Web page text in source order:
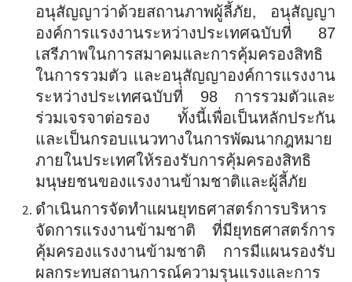
อนุสัญญาว่าด้วยสถานภาพผู้ลี้ภัย, อนุสัญญา
องค์การแรงงานระหว่างประเทศฉบับที่ 87
เสรีภาพในการสมาคมและการคุ้มครองสิทธิ
ในการรวมตัว และอนุสัญญาองค์การแรงงาน
ระหว่างประเทศฉบับที่ 98 การรวมตัวและ
ร่วมเจรจาต่อรอง ทั้งนี้เพื่อเป็นหลักประกัน
และเป็นกรอบแนวทางในการพัฒนากฎหมาย
ภายในประเทศให้รองรับการคุ้มครองสิทธิ
มนุษยชนของแรงงานข้ามชาติและผู้ลี้ภัย
ดำเนินการจัดทำแผนยุทธศาสตร์การบริหาร
จัดการแรงงานข้ามชาติ ที่มียุทธศาสตร์การ
คุ้มครองแรงงานข้ามชาติ การมีแผนรองรับ
ผลกระทบสถานการณ์ความรุนแรงและการ